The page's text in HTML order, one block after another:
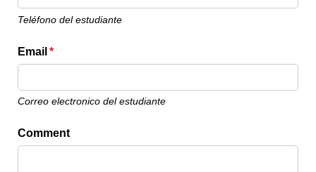
Teléfono del estudiante
Email *
(required)
Correo electronico del estudiante
Comment